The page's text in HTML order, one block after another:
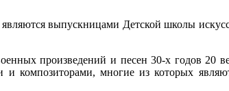
выпускницами Детской школы
произведений и песен 30-х годов 20
и композиторами, многие из которых